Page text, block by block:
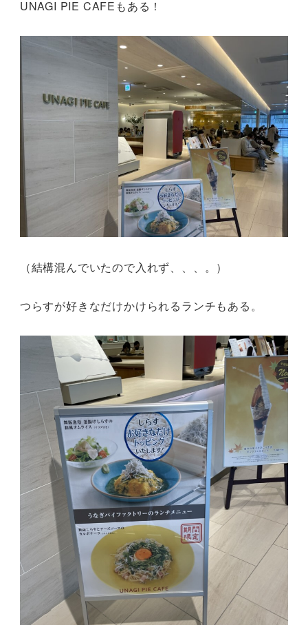
UNAGI PIE CAFEもある！
（結構混んでいたので入れず、、、。）
つらすが好きなだけかけられるランチもある。